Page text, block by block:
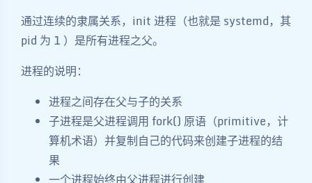
通过连续的隶属关系，init 进程（也就是 systemd，其
pid 为 1 ）是所有进程之父。
进程的说明：
进程之间存在父与子的关系
子进程是父进程调用 fork() 原语（primitive，计
算机术语）并复制自己的代码来创建子进程的结
果
一个进程始终由父进程进行创建